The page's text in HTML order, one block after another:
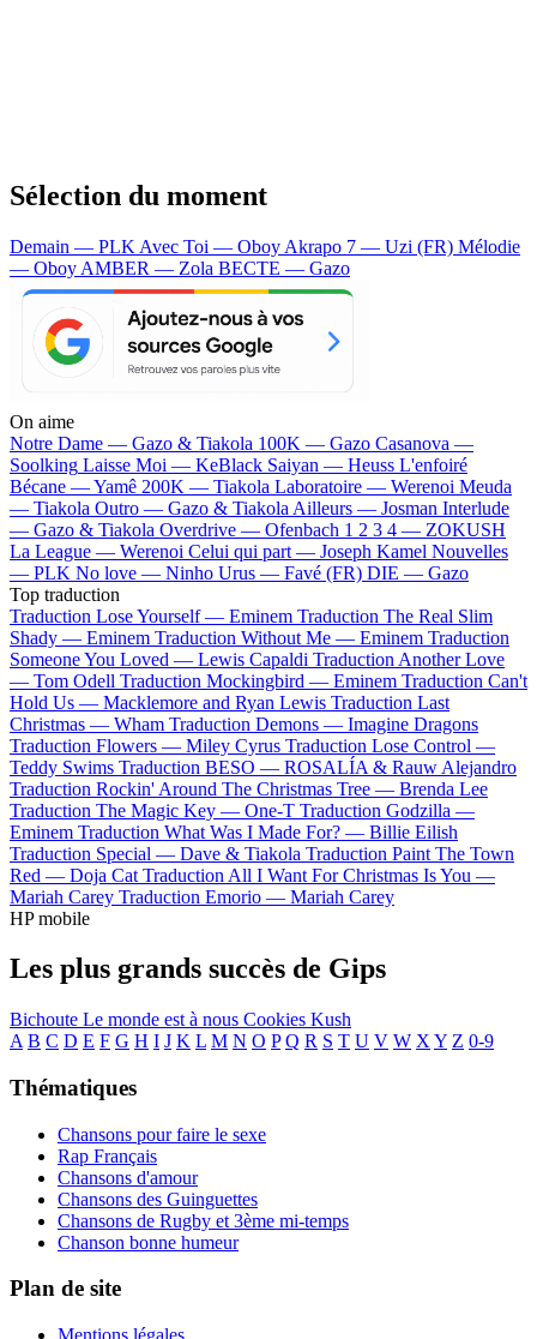
Sélection du moment
Demain — PLK Avec Toi — Oboy Akrapo 7 — Uzi (FR) Mélodie
— Oboy AMBER — Zola BECTE — Gazo
On aime
Notre Dame — Gazo & Tiakola 100K — Gazo Casanova —
Soolking Laisse Moi — KeBlack Saiyan — Heuss L'enfoiré
Bécane —Yamê 200K — Tiakola Laboratoire — Werenoi Meuda
— Tiakola Outro — Gazo & Tiakola Ailleurs — Josman Interlude
— Gazo & Tiakola Overdrive — Ofenbach 1 2 3 4 — ZOKUSH
La League — Werenoi Celui qui part — Joseph Kamel Nouvelles
— PLK No love — Ninho Urus — Favé (FR) DIE — Gazo
Top traduction
Traduction Lose Yourself — Eminem Traduction The Real Slim
Shady — Eminem Traduction Without Me — Eminem Traduction
Someone You Loved — Lewis Capaldi Traduction Another Love
— Tom Odell Traduction Mockingbird — Eminem Traduction Can't
Hold Us — Macklemore and Ryan Lewis Traduction Last
Christmas — Wham Traduction Demons — Imagine Dragons
Traduction Flowers — Miley Cyrus Traduction Lose Control —
Teddy Swims Traduction BESO — ROSALÍA & Rauw Alejandro
Traduction Rockin' Around The Christmas Tree — Brenda Lee
Traduction The Magic Key — One-T Traduction Godzilla —
Eminem Traduction What Was I Made For? — Billie Eilish
Traduction Special — Dave & Tiakola Traduction Paint The Town
Red — Doja Cat Traduction All I Want For Christmas Is You —
Mariah Carey Traduction Emorio — Mariah Carey
HP mobile
Les plus grands succès de Gips
Bichoute Le monde est à nous Cookies Kush
A B C D E F G H I J K L M N O P Q R S T U V W X Y Z 0-9
Thématiques
Chansons pour faire le sexe
Rap Français
Chansons d'amour
Chansons des Guinguettes
Chansons de Rugby et 3ème mi-temps
Chanson bonne humeur
Plan de site